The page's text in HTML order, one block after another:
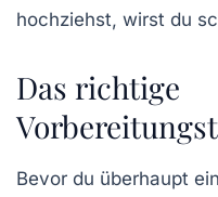
hochziehst, wirst du
Das richtige
Bevor du überhaupt